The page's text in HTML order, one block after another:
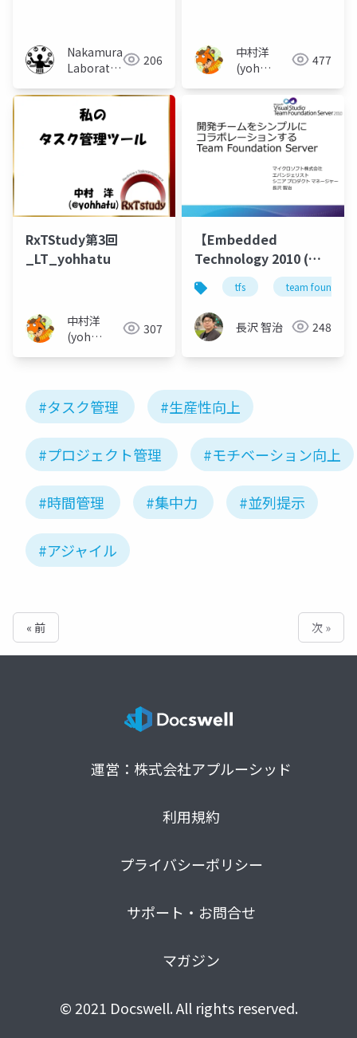
Nakamura
Laboratory
University)
206
中村洋
(yoh
477
RxTStudy第3回
_LT_yohhatu
中村洋
(yoh
307
【Embedded
Technology 2010 (
#ET2010 )】 マイクロ
ソフトブース| 開発チー
ムをシンプルにコラボ
レーションする Team
Foundation Server
tfs team
長沢 智治 248
#タスク管理 #生産性向上
#プロジェクト管理 #モチベーション向上
#時間管理 #集中力 #並列提示
#アジャイル
« 前 次 »
運営：株式会社アプルーシッド
利用規約
プライバシーポリシー
サポート・お問合せ
マガジン
© 2021 Docswell. All rights reserved.